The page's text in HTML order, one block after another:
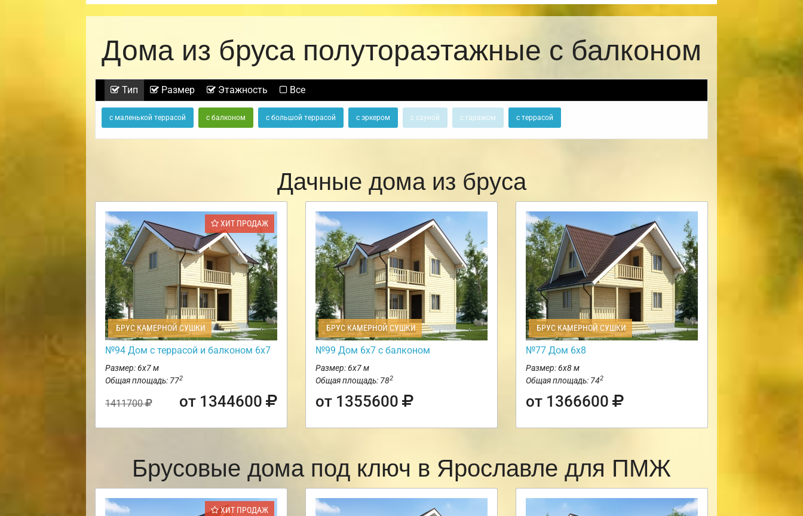
Дома из бруса полутораэтажные с балконом
Тип Размер Этажность Все
с маленькой террасой с балконом с большой террасой с эркером с сауной с гаражом с террасой
Дачные дома из бруса
ХИТ ПРОДАЖ
БРУС КАМЕРНОЙ СУШКИ
№94 Дом с террасой и балконом 6х7
Размер: 6х7 м
Общая площадь: 772
1411700 от 1344600
БРУС КАМЕРНОЙ СУШКИ
№99 Дом 6х7 с балконом
Размер: 6х7 м
Общая площадь: 782
от 1355600
БРУС КАМЕРНОЙ СУШКИ
№77 Дом 6х8
Размер: 6х8 м
Общая площадь: 742
от 1366600
Брусовые дома под ключ в Ярославле для ПМЖ
ХИТ ПРОДАЖ